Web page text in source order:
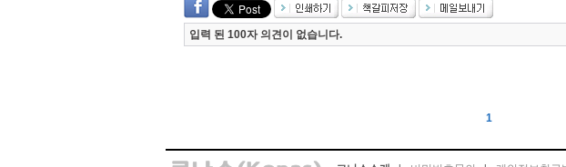
입력 된 100자 의견이 없습니다.
1